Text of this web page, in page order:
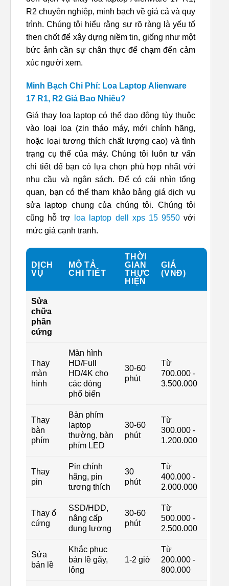
R2 chuyên nghiệp, minh bạch về giá cả và quy
trình. Chúng tôi hiểu rằng sự rõ ràng là yếu tố
then chốt để xây dựng niềm tin, giống như một
bức ảnh cần sự chân thực để chạm đến cảm
xúc người xem.
Minh Bạch Chi Phí: Loa Laptop Alienware
17 R1, R2 Giá Bao Nhiêu?
Giá thay loa laptop có thể dao động tùy thuộc
vào loại loa (zin tháo máy, mới chính hãng,
hoặc loại tương thích chất lượng cao) và tình
trạng cụ thể của máy. Chúng tôi luôn tư vấn
chi tiết để bạn có lựa chọn phù hợp nhất với
nhu cầu và ngân sách. Để có cái nhìn tổng
quan, bạn có thể tham khảo bảng giá dịch vụ
sửa laptop chung của chúng tôi. Chúng tôi
cũng hỗ trợ
loa laptop dell xps 15 9550với
mức giá cạnh tranh.
DỊCH
VỤ
MÔ TẢ
CHI TIẾT
THỜI
GIAN
THỰC
HIỆN
GIÁ
(VNĐ)
Sửa
chữa
phần
cứng
Thay
màn
hình
Màn hình
HD/Full
HD/4K cho
các dòng
phổ biến
30-60
phút
Từ
700.000 -
3.500.000
Thay
bàn
phím
Bàn phím
laptop
thường, bàn
phím LED
30-60
phút
Từ
300.000 -
1.200.000
Thay
pin
Pin chính
hãng, pin
tương thích
30
phút
Từ
400.000 -
2.000.000
Thay ổ
cứng
SSD/HDD,
nâng cấp
dung lượng
30-60
phút
Từ
500.000 -
2.500.000
Sửa
bản lề
Khắc phục
bản lề gãy,
lỏng
1-2 giờ
Từ
200.000 -
800.000